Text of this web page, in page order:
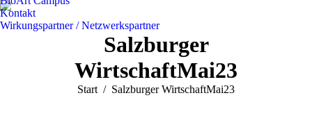
Kontakt
Wirkungspartner / Netzwerkspartner
Salzburger
WirtschaftMai23
Sie befinden sich hier:
Start Salzburger WirtschaftMai23